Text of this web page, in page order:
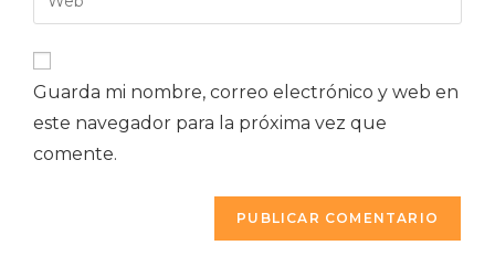
Guarda mi nombre, correo electrónico y web en
este navegador para la próxima vez que
comente.